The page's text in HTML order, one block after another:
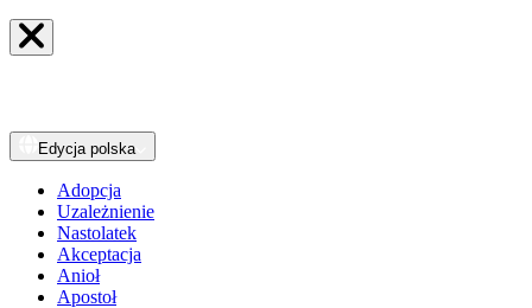
Edycja polska
Adopcja
Uzależnienie
Nastolatek
Akceptacja
Anioł
Apostoł